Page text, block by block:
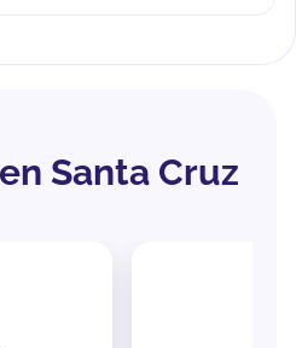
Santa Cruz